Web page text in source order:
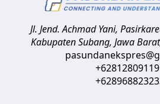
Jl. Jend. Achmad Yani,
Kabupaten Subang, Jawa Barat